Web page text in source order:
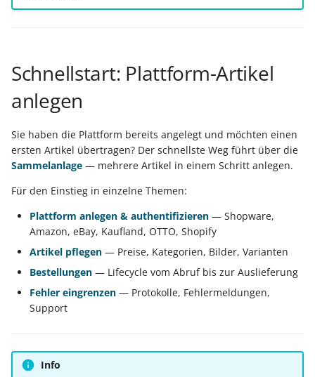
Schnellstart: Plattform-Artikel
anlegen
Sie haben die Plattform bereits angelegt und möchten einen
ersten Artikel übertragen? Der schnellste Weg führt über die
Sammelanlage — mehrere Artikel in einem Schritt anlegen.
Für den Einstieg in einzelne Themen:
Plattform anlegen & authentifizieren — Shopware,
Amazon, eBay, Kaufland, OTTO, Shopify
Artikel pflegen — Preise, Kategorien, Bilder, Varianten
Bestellungen — Lifecycle vom Abruf bis zur Auslieferung
Fehler eingrenzen — Protokolle, Fehlermeldungen,
Support
Info